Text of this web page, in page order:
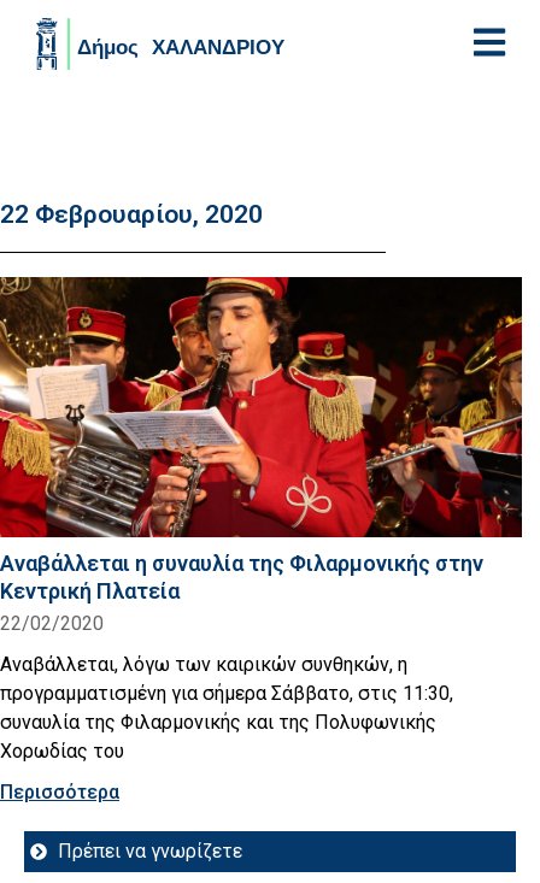
22 Φεβρουαρίου, 2020
Αναβάλλεται η συναυλία της Φιλαρμονικής στην
Κεντρική Πλατεία
22/02/2020
Αναβάλλεται, λόγω των καιρικών συνθηκών, η
προγραμματισμένη για σήμερα Σάββατο, στις 11:30,
συναυλία της Φιλαρμονικής και της Πολυφωνικής
Χορωδίας του
Περισσότερα
Πρέπει να γνωρίζετε